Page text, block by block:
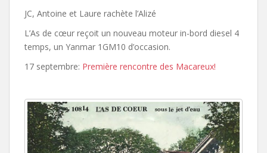
JC, Antoine et Laure rachète l’Alizé
L’As de cœur reçoit un nouveau moteur in-bord diesel 4
temps, un Yanmar 1GM10 d’occasion.
17 septembre: Première rencontre des Macareux!